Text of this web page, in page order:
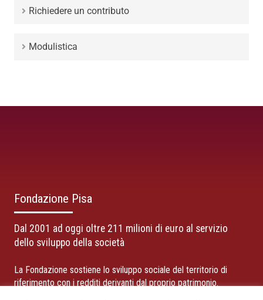
Richiedere un contributo
Modulistica
Fondazione Pisa
Dal 2001 ad oggi oltre 211 milioni di euro al servizio
dello sviluppo della società
La Fondazione sostiene lo sviluppo sociale del territorio di
riferimento con i redditi derivanti dal proprio patrimonio.